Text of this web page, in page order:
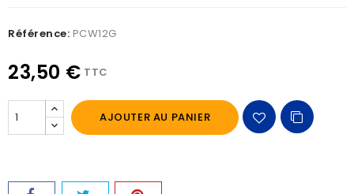
Référence: PCW12G
23,50 € TTC
AJOUTER AU PANIER